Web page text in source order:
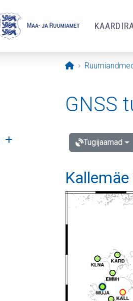
Avaleht
Ava alammenüü
alammenüü
GNSS
Tugijaamad